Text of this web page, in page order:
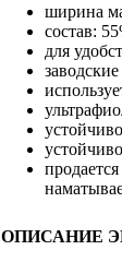
ширина
состав:
для
ОПИСАНИЕ